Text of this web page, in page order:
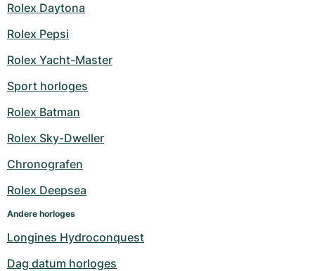
Oyster Perpetual
Yacht-Master
Yacht-Master II
Sky-Dweller
Submariner
Rotonde
Crash
Pasha
Baignoire
Ballon Blanc
Bentley
Transocean
Cockpit
Super Avenger
Galactic
Grand Carrera
Gebruikte horloges
Dameshorloges
Portugieser
Da Vinci
Aquatimer
GST
Vintage
King Power
Gebruikte horloges
Rolex Daytona
Rolex Pepsi
Rolex Yacht-Master
Sport horloges
Rolex Batman
Rolex Sky-Dweller
Chronografen
Rolex Deepsea
Andere horloges
Longines Hydroconquest
Dag datum horloges